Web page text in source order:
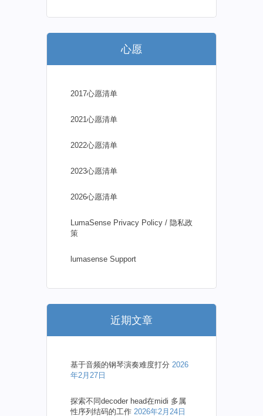
心愿
2017心愿清单
2021心愿清单
2022心愿清单
2023心愿清单
2026心愿清单
LumaSense Privacy Policy / 隐私政
策
lumasense Support
近期文章
基于音频的钢琴演奏难度打分 2026
年2月27日
探索不同decoder head在midi 多属
性序列结码的工作 2026年2月24日